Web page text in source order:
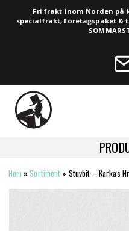
Fri frakt inom Norden på
specialfrakt, företagspaket &
HELA
Hem »Sortiment » Stuvbit – Karkas